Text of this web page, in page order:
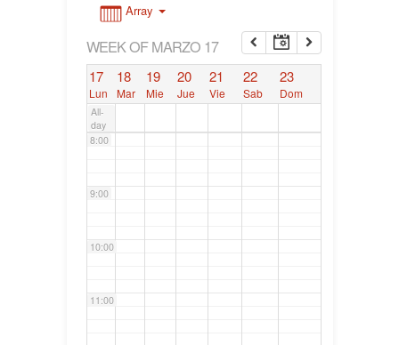
Array
WEEK OF MARZO 17
17
Lun
18
Mar
19
Mie
20
Jue
21
Vie
22
Sab
23
Dom
All-
day
7:00
8:00
9:00
10:00
11:00